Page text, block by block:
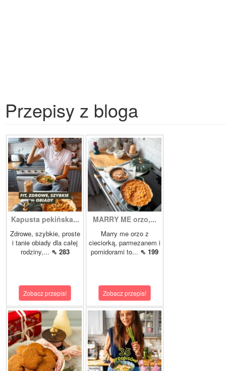
Przepisy z bloga
Kapusta pekińska...
Zdrowe, szybkie, proste
i tanie obiady dla całej
rodziny,... ⇖ 283
Zobacz przepis!
MARRY ME orzo,...
Marry me orzo z
cieciorką, parmezanem i
pomidorami to... ⇖ 199
Zobacz przepis!